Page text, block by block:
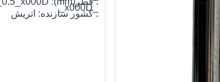
_x000D_
. کشور سازنده: اتریش